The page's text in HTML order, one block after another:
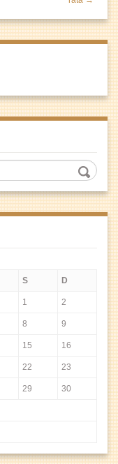
S D
1 2
8 9
15 16
22 23
29 30